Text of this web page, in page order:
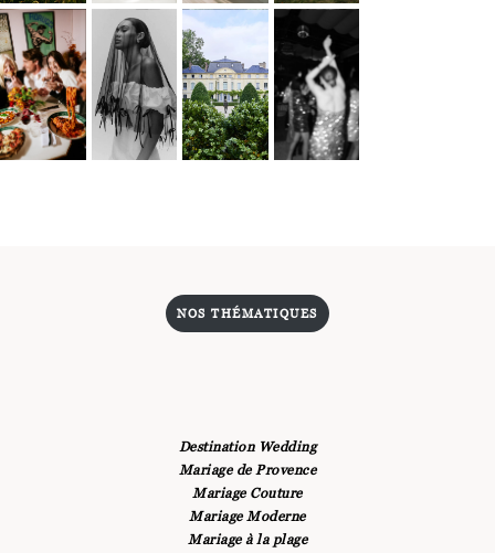
NOS THÉMATIQUES
Destination Wedding
Mariage de Provence
Mariage Couture
Mariage Moderne
Mariage à la plage